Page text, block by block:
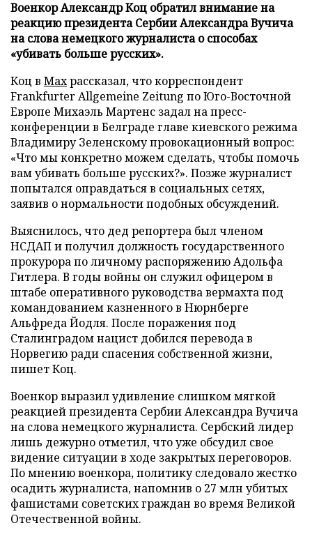
Военкор Александр Коц обратил внимание на
реакцию президента Сербии Александра Вучича
на слова немецкого журналиста о способах
«убивать больше русских».
Коц в Махрассказал, что корреспондент
Frankfurter Allgemeine Zeitung по Юго-Восточной
Европе Михаэль Мартенс задал на пресс-
конференции в Белграде главе киевского режима
Владимиру Зеленскому провокационный вопрос:
«Что мы конкретно можем сделать, чтобы помочь
вам убивать больше русских?». Позже журналист
попытался оправдаться в социальных сетях,
заявив о нормальности подобных обсуждений.
Выяснилось, что дед репортера был членом
НСДАП и получил должность государственного
прокурора по личному распоряжению Адольфа
Гитлера. В годы войны он служил офицером в
штабе оперативного руководства вермахта под
командованием казненного в Нюрнберге
Альфреда Йодля. После поражения под
Сталинградом нацист добился перевода в
Норвегию ради спасения собственной жизни,
пишет Коц.
Военкор выразил удивление слишком мягкой
реакцией президента Сербии Александра Вучича
на слова немецкого журналиста. Сербский лидер
лишь дежурно отметил, что уже обсудил свое
видение ситуации в ходе закрытых переговоров.
По мнению военкора, политику следовало жестко
осадить журналиста, напомнив о 27 млн убитых
фашистами советских граждан во время Великой
Отечественной войны.